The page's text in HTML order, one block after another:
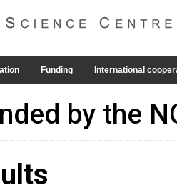
Funding International
by the